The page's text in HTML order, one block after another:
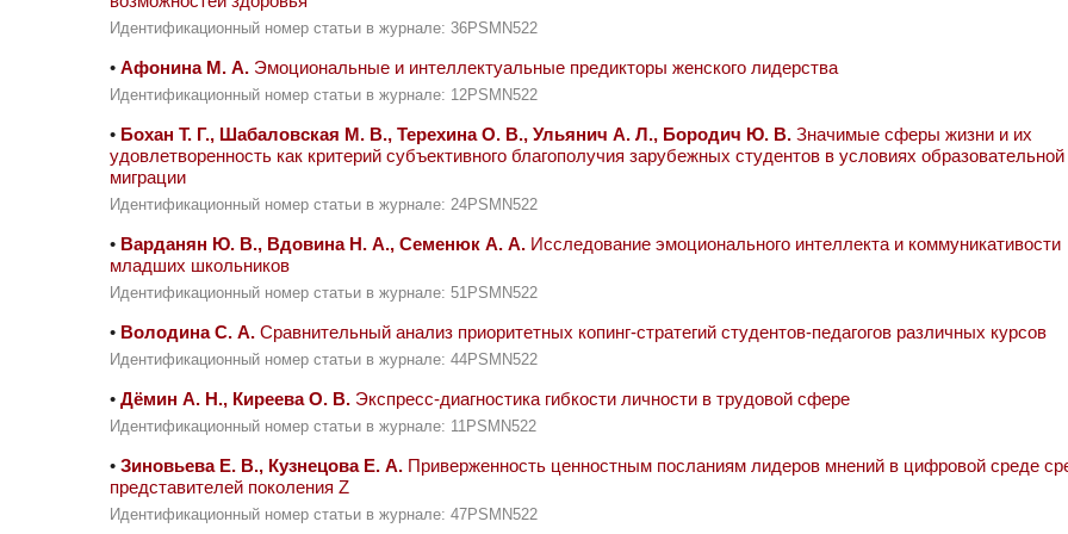
Идентификационный номер статьи в журнале: 36PSMN522
• Афонина М. А. Эмоциональные и интеллектуальные предикторы женского лидерства
Идентификационный номер статьи в журнале: 12PSMN522
• Бохан Т. Г., Шабаловская М. В., Терехина О. В., Ульянич А. Л., Бородич Ю. В. Значимые сферы жизни и их
удовлетворенность как критерий субъективного благополучия зарубежных студентов в условиях образовательной
миграции
Идентификационный номер статьи в журнале: 24PSMN522
• Варданян Ю. В., Вдовина Н. А., Семенюк А. А. Исследование эмоционального интеллекта и коммуникативости
младших школьников
Идентификационный номер статьи в журнале: 51PSMN522
• Володина С. А. Сравнительный анализ приоритетных копинг-стратегий студентов-педагогов различных курсов
Идентификационный номер статьи в журнале: 44PSMN522
• Дёмин А. Н., Киреева О. В. Экспресс-диагностика гибкости личности в трудовой сфере
Идентификационный номер статьи в журнале: 11PSMN522
• Зиновьева Е. В., Кузнецова Е. А. Приверженность ценностным посланиям лидеров мнений в цифровой среде
представителей поколения Z
Идентификационный номер статьи в журнале: 47PSMN522